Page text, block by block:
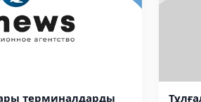
терминалдарды